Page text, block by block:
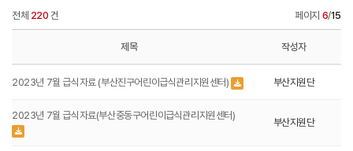
전체 220 건 페이지 6/15
제목 작성자
2023년 7월 급식자료 (부산진구어린이급식관리지원센터) 부산지원단
2023년 7월 급식자료(부산중동구어린이급식관리지원센터)
부산지원단